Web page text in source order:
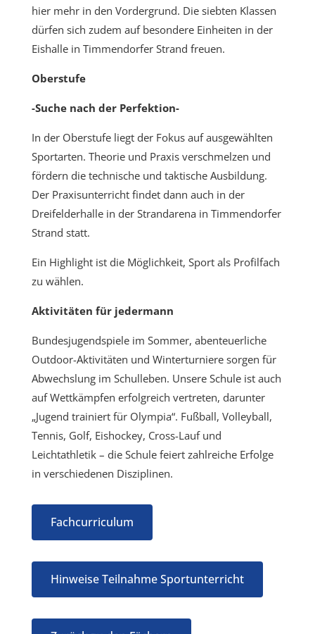
hier mehr in den Vordergrund. Die siebten Klassen
dürfen sich zudem auf besondere Einheiten in der
Eishalle in Timmendorfer Strand freuen.
Oberstufe
-Suche nach der Perfektion-
In der Oberstufe liegt der Fokus auf ausgewählten
Sportarten. Theorie und Praxis verschmelzen und
fördern die technische und taktische Ausbildung.
Der Praxisunterricht findet dann auch in der
Dreifelderhalle in der Strandarena in Timmendorfer
Strand statt.
Ein Highlight ist die Möglichkeit, Sport als Profilfach
zu wählen.
Aktivitäten für jedermann
Bundesjugendspiele im Sommer, abenteuerliche
Outdoor-Aktivitäten und Winterturniere sorgen für
Abwechslung im Schulleben. Unsere Schule ist auch
auf Wettkämpfen erfolgreich vertreten, darunter
„Jugend trainiert für Olympia“. Fußball, Volleyball,
Tennis, Golf, Eishockey, Cross-Lauf und
Leichtathletik – die Schule feiert zahlreiche Erfolge
in verschiedenen Disziplinen.
Fachcurriculum
Hinweise Teilnahme Sportunterricht